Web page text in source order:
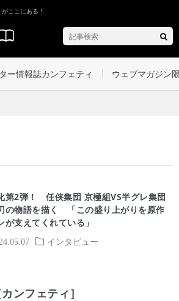
ここにある！
ー情報誌カンフェティ ウェブマガジン
インタビュー
第2弾！ 任侠集団 京極組VS半グレ集団
の物語を描く 「この盛り上がりを原作
が支えてくれている」
ンフェティ］